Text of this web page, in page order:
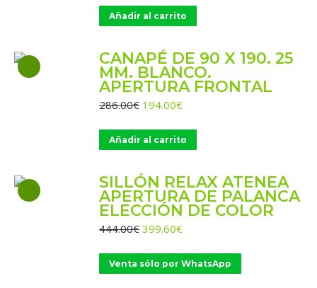
original
era:
actual
es:
Añadir al carrito
CANAPÉ DE 90 X 190. 25
MM. BLANCO.
APERTURA FRONTAL
286.00€ El
original
era:
194.00€El
actual
es:
Añadir al carrito
SILLÓN RELAX ATENEA
APERTURA DE PALANCA
ELECCIÓN DE COLOR
444.00€ El
original
era:
399.60€El
actual
es:
Venta sólo por WhatsApp